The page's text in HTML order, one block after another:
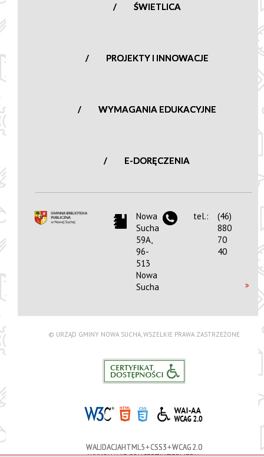
ŚWIETLICA
PROJEKTY I INNOWACJE
WYMAGANIA EDUKACYJNE
E-DORĘCZENIA
Nowa
Sucha
59A,
96-
513
Nowa
Sucha
tel.:
(46)
880
70
40
© URZĄD GMINY NOWA SUCHA, WSZELKIE PRAWA ZASTRZEŻONE
WALIDACJA HTML5 + CSS3 + WCAG 2.0